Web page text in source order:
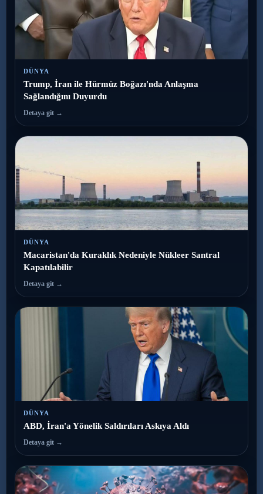
DÜNYA
Trump, İran ile Hürmüz Boğazı'nda Anlaşma
Sağlandığını Duyurdu
Detaya git →
DÜNYA
Macaristan'da Kuraklık Nedeniyle Nükleer Santral
Kapatılabilir
Detaya git →
DÜNYA
ABD, İran'a Yönelik Saldırıları Askıya Aldı
Detaya git →